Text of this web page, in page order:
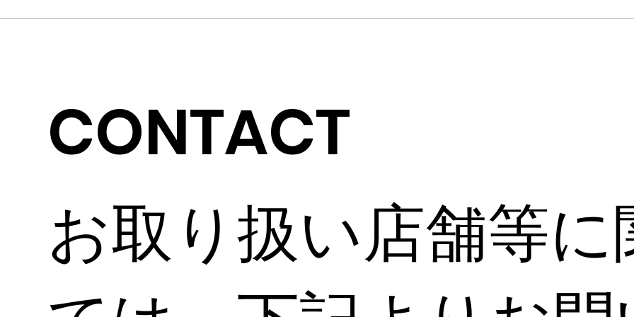
CONTACT
お取り扱い店舗等